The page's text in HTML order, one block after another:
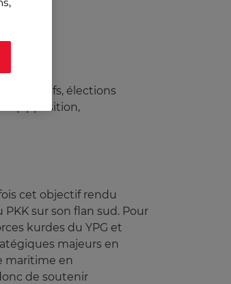
attentifs, élections
(opposition,
cet objectif rendu
sur son flan sud. Pour
kurdes du YPG et
majeurs en
maritime en
de soutenir